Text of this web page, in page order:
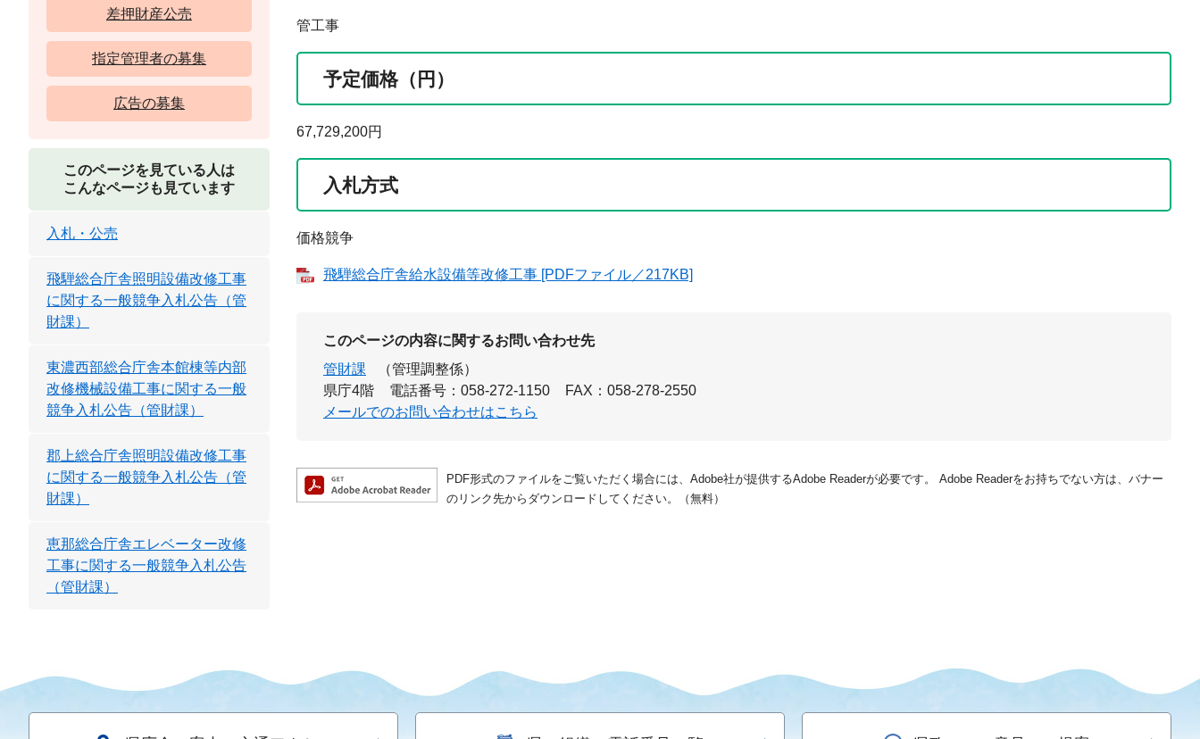
管工事
予定価格（円）
67,729,200円
入札方式
価格競争
飛騨総合庁舎給水設備等改修工事 [PDFファイル／217KB]
このページの内容に関するお問い合わせ先
管財課
（管理調整係）
県庁4階
電話番号：058-272-1150
FAX：058-278-2550
メールでのお問い合わせはこちら
PDF形式のファイルをご覧いただく場合には、Adobe社が提供するAdobe Readerが必要です。
Adobe Readerをお持ちでない方は、バナー
のリンク先からダウンロードしてください。（無料）
差押財産公売
指定管理者の募集
広告の募集
このページを見ている人は
こんなページも見ています
入札・公売
飛騨総合庁舎照明設備改修工事
に関する一般競争入札公告（管
財課）
東濃西部総合庁舎本館棟等内部
改修機械設備工事に関する一般
競争入札公告（管財課）
郡上総合庁舎照明設備改修工事
に関する一般競争入札公告（管
財課）
恵那総合庁舎エレベーター改修
工事に関する一般競争入札公告
（管財課）